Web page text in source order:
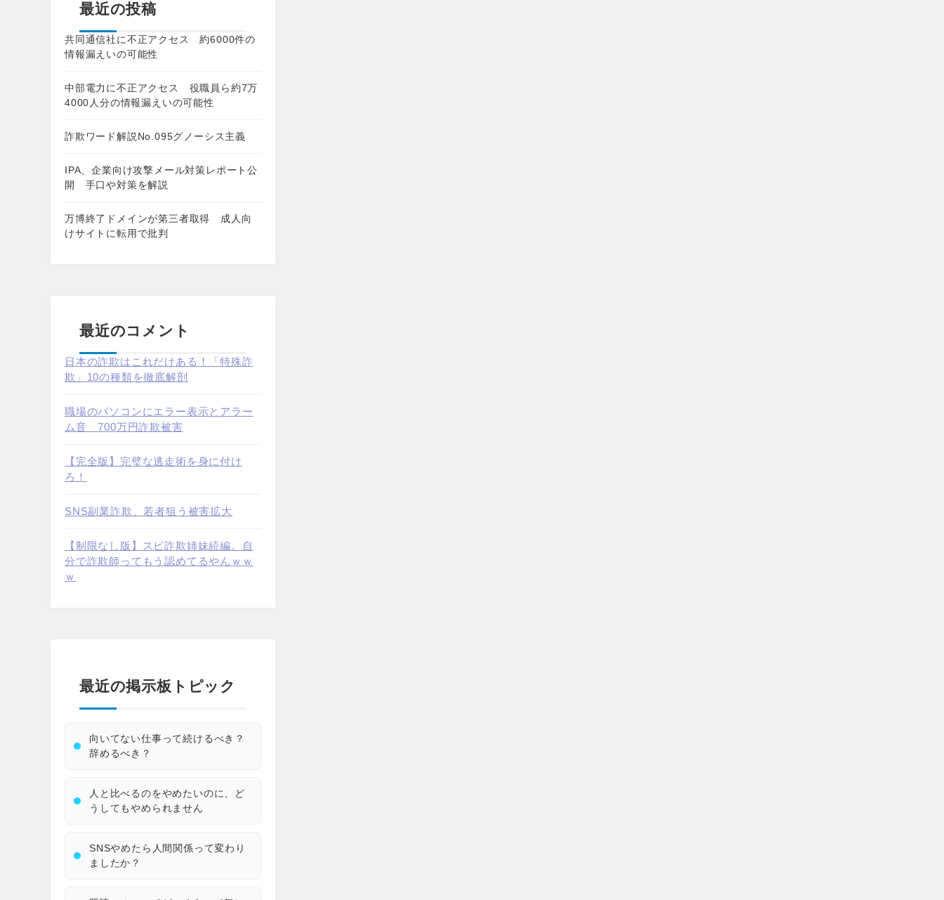
最近の投稿
共同通信社に不正アクセス 約6000件の
情報漏えいの可能性
中部電力に不正アクセス 役職員ら約7万
4000人分の情報漏えいの可能性
詐欺ワード解説No.095グノーシス主義
IPA、企業向け攻撃メール対策レポート公
開 手口や対策を解説
万博終了ドメインが第三者取得 成人向
けサイトに転用で批判
最近のコメント
日本の詐欺はこれだけある！「特殊詐
欺」10の種類を徹底解剖
職場のパソコンにエラー表示とアラー
ム音 700万円詐欺被害
【完全版】完璧な逃走術を身に付け
ろ！
SNS副業詐欺、若者狙う被害拡大
【制限なし版】スピ詐欺姉妹続編。自
分で詐欺師ってもう認めてるやんｗｗ
ｗ
最近の掲示板トピック
向いてない仕事って続けるべき？
辞めるべき？
人と比べるのをやめたいのに、ど
うしてもやめられません
SNSやめたら人間関係って変わり
ましたか？